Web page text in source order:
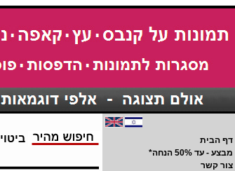
דף הבית
מבצע - עד 50% הנחה*
צור קשר
ביטוי